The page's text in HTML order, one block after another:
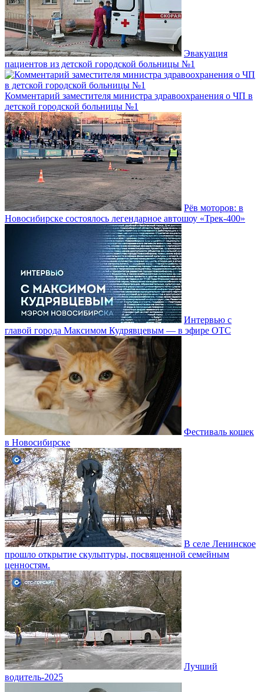
Эвакуация
пациентов из детской городской больницы №1
Комментарий заместителя министра здравоохранения о ЧП в
детской городской больницы №1
Рёв моторов: в
Новосибирске состоялось легендарное автошоу «Трек-400»
Интервью с
главой города Максимом Кудрявцевым — в эфире ОТС
Фестиваль кошек
в Новосибирске
В селе Ленинское
прошло открытие скульптуры, посвященной семейным
ценностям.
Лучший
водитель-2025